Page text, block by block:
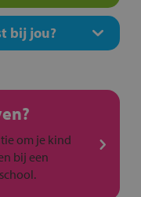
bij jou?
om je kind
bij een